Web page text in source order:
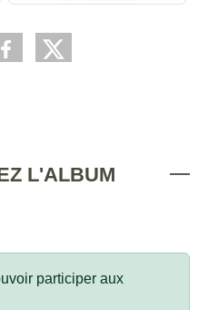
L'ALBUM
participer aux